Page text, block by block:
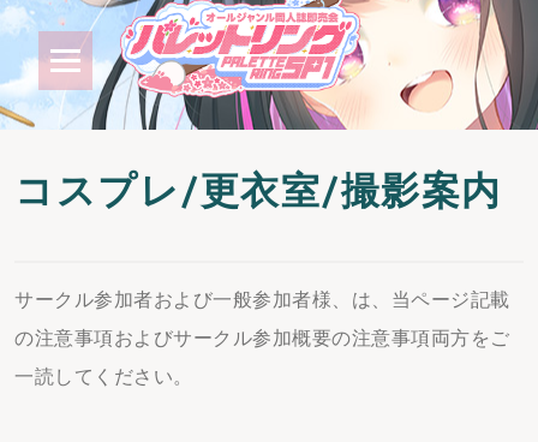
コスプレ/更衣室/撮影案内
サークル参加者および一般参加者様、は、当ページ記載
の注意事項およびサークル参加概要の注意事項両方をご
一読してください。